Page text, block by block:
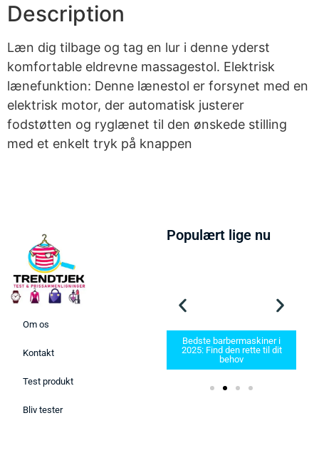
Description
Læn dig tilbage og tag en lur i denne yderst
komfortable eldrevne massagestol. Elektrisk
lænefunktion: Denne lænestol er forsynet med en
elektrisk motor, der automatisk justerer
fodstøtten og ryglænet til den ønskede stilling
med et enkelt tryk på knappen
Om os
Kontakt
Test produkt
Bliv tester
Populært lige nu
Bedste Håndboldsko 2026
Bedste barbermaskiner i
2025: Find den rette til dit
behov